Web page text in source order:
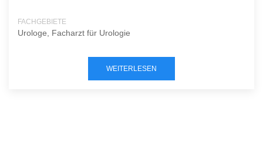
FACHGEBIETE
Urologe, Facharzt für Urologie
WEITERLESEN